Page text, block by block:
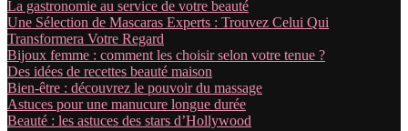
La gastronomie au service de votre beauté
Une Sélection de Mascaras Experts : Trouvez Celui Qui
Transformera Votre Regard
Bijoux femme : comment les choisir selon votre tenue ?
Des idées de recettes beauté maison
Bien-être : découvrez le pouvoir du massage
Astuces pour une manucure longue durée
Beauté : les astuces des stars d’Hollywood